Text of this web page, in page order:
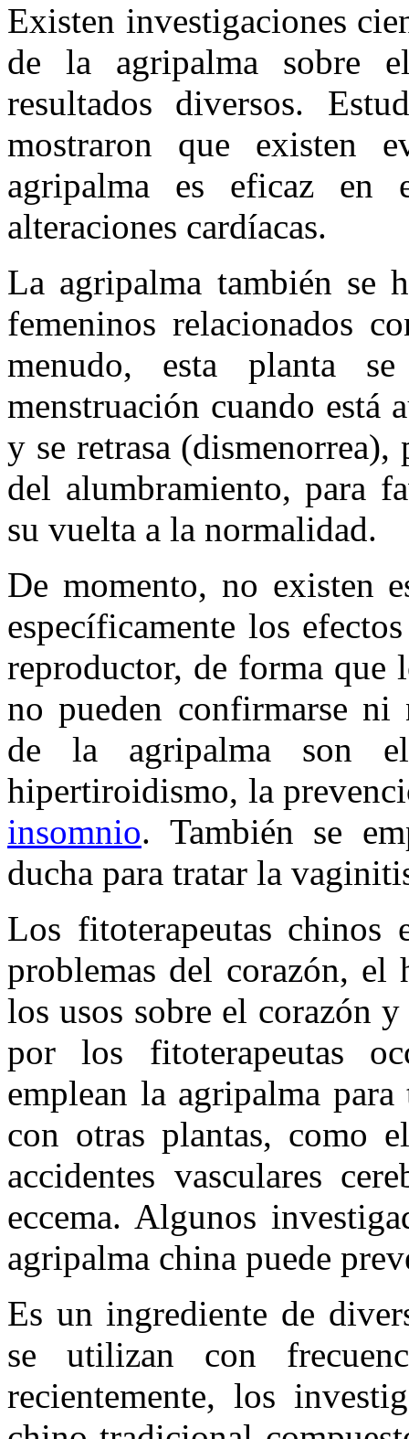
Existen investigaciones
de la agripalma sobre
resultados diversos.
mostraron que existen
agripalma es eficaz en
alteraciones cardíacas.
La agripalma también se
femeninos relacionados
menudo, esta planta
menstruación cuando está
y se retrasa (dismenorrea),
del alumbramiento, para
su vuelta a la normalidad.
De momento, no existen
específicamente los
reproductor, de forma que
no pueden confirmarse ni
de la agripalma son
hipertiroidismo, la
insomnio. También se
ducha para tratar la
Los fitoterapeutas chinos
problemas del corazón, el
los usos sobre el corazón
por los fitoterapeutas
emplean la agripalma
con otras plantas, como
accidentes vasculares
eccema. Algunos
agripalma china puede
Es un ingrediente de
se utilizan con
recientemente, los